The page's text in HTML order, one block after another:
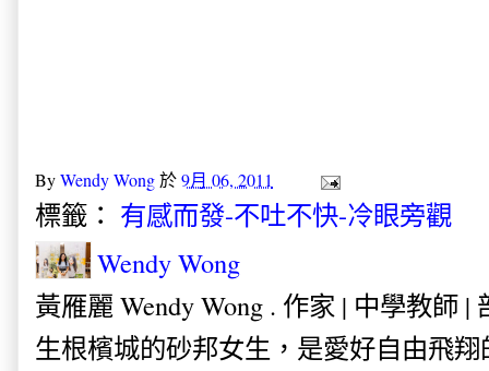
ByWendy Wong於9月 06, 2011
標籤： 有感而發-不吐不快-冷眼旁觀
Wendy Wong
黃雁麗 Wendy Wong . 作家 | 中學教師 |
生根檳城的砂邦女生，是愛好自由飛